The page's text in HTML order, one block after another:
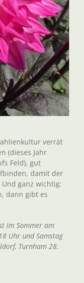
verrät
(dieses Jahr
Feld), gut
damit der
ganz wichtig:
dann gibt es
im Sommer am
Uhr und Samstag
Turnham 28.